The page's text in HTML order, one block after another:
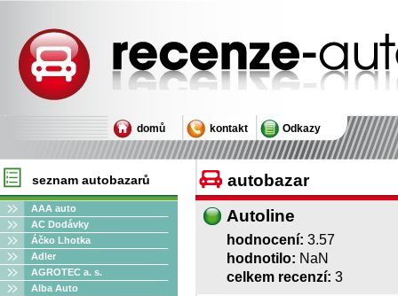
Recenze autobazarů
domů kontakt Odkazy
seznam autobazarů
AAA auto
AC Dodávky
Áčko Lhotka
Adler
AGROTEC a. s.
Alba Auto
autobazar
Autoline
hodnocení: 3.57
hodnotilo: NaN
celkem recenzí: 3